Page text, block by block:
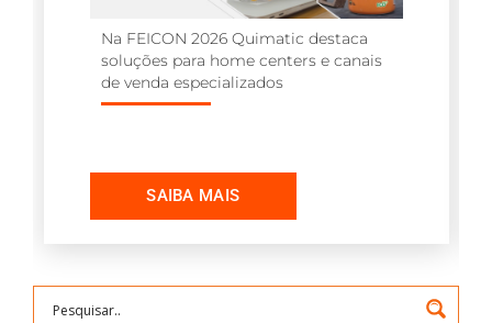
Na FEICON 2026 Quimatic destaca
soluções para home centers e canais
de venda especializados